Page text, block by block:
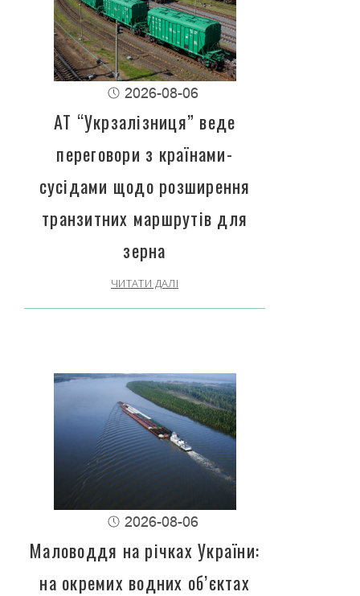
2026-08-06
АТ “Укрзалізниця” веде
переговори з країнами-
сусідами щодо розширення
транзитних маршрутів для
зерна
ЧИТАТИ ДАЛІ
2026-08-06
Маловоддя на річках України:
на окремих водних об’єктах